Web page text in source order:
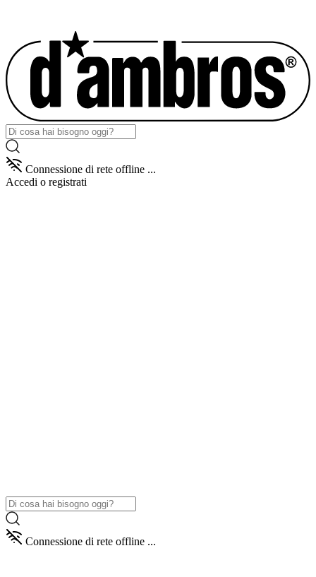
Connessione di rete offline ...
Accedi o registrati
Connessione di rete offline ...